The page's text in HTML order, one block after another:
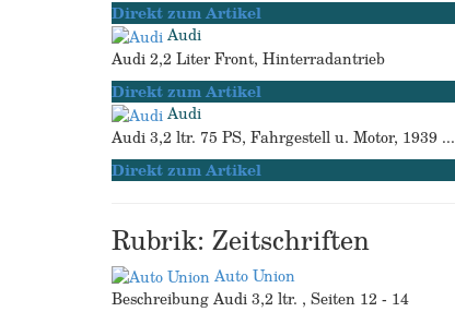
Direkt zum Artikel
Audi
Audi 2,2 Liter Front, Hinterradantrieb
Direkt zum Artikel
Audi
Audi 3,2 ltr. 75 PS, Fahrgestell u. Motor, 1939 ...
Direkt zum Artikel
Rubrik: Zeitschriften
Auto Union
Beschreibung Audi 3,2 ltr. , Seiten 12 - 14